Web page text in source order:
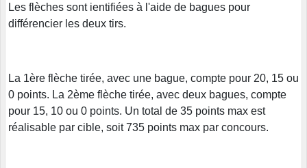
Les flèches sont ientifiées à l'aide de bagues pour
différencier les deux tirs.
La 1ère flèche tirée, avec une bague, compte pour 20, 15 ou
0 points. La 2ème flèche tirée, avec deux bagues, compte
pour 15, 10 ou 0 points. Un total de 35 points max est
réalisable par cible, soit 735 points max par concours.